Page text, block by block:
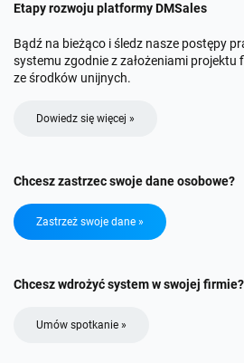
Etapy rozwoju platformy DMSales
Bądź na bieżąco i śledz nasze postępy
systemu zgodnie z założeniami projektu
ze środków unijnych.
Dowiedz się więcej »
Chcesz zastrzec swoje dane osobowe?
Zastrzeż swoje dane »
Chcesz wdrożyć system w swojej firmie?
Umów spotkanie »